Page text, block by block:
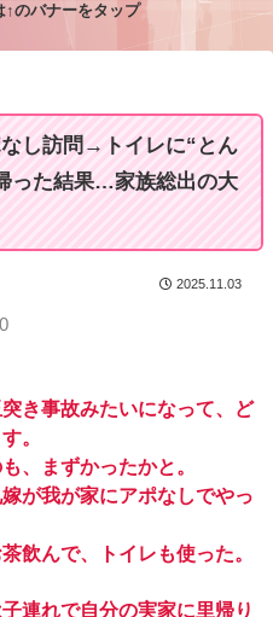
のバナーをタップ
なし訪問→トイレに“とん
った結果…家族総出の大
2025.11.03
き事故みたいになって、ど
。
、まずかったかと。
が我が家にアポなしでやっ
飲んで、トイレも使った。
連れで自分の実家に里帰り